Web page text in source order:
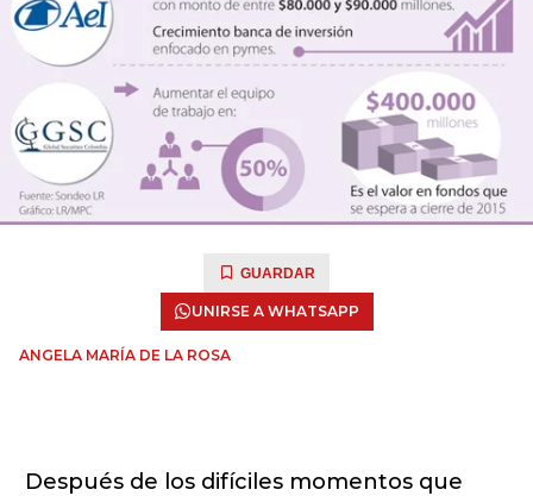
GUARDAR
UNIRSE A WHATSAPP
ANGELA MARÍA DE LA ROSA
Después de los difíciles momentos que